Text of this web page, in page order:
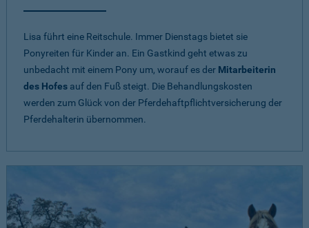
Lisa führt eine Reitschule. Immer Dienstags bietet sie
Ponyreiten für Kinder an. Ein Gastkind geht etwas zu
unbedacht mit einem Pony um, worauf es der Mitarbeiterin
des Hofes auf den Fuß steigt. Die Behandlungskosten
werden zum Glück von der Pferdehaftpflichtversicherung der
Pferdehalterin übernommen.